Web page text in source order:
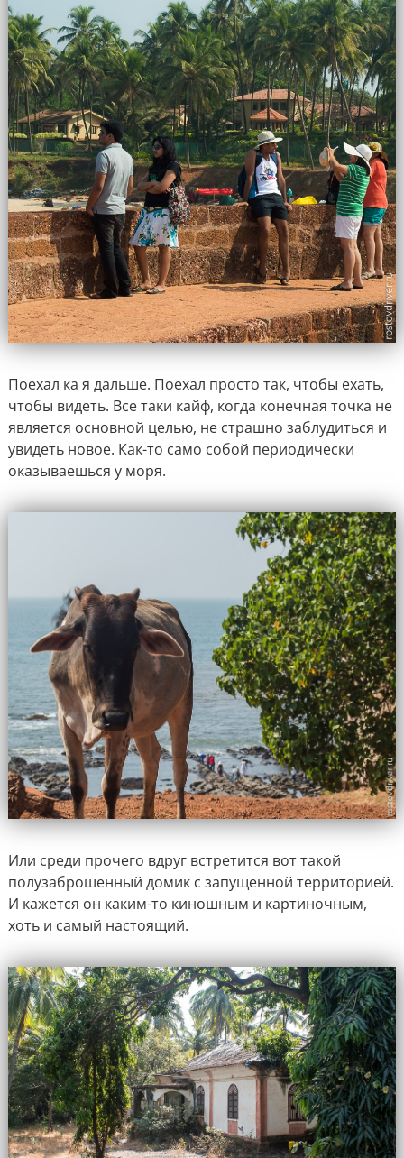
Поехал ка я дальше. Поехал просто так, чтобы ехать,
чтобы видеть. Все таки кайф, когда конечная точка не
является основной целью, не страшно заблудиться и
увидеть новое. Как-то само собой периодически
оказываешься у моря.
Или среди прочего вдруг встретится вот такой
полузаброшенный домик с запущенной территорией.
И кажется он каким-то киношным и картиночным,
хоть и самый настоящий.